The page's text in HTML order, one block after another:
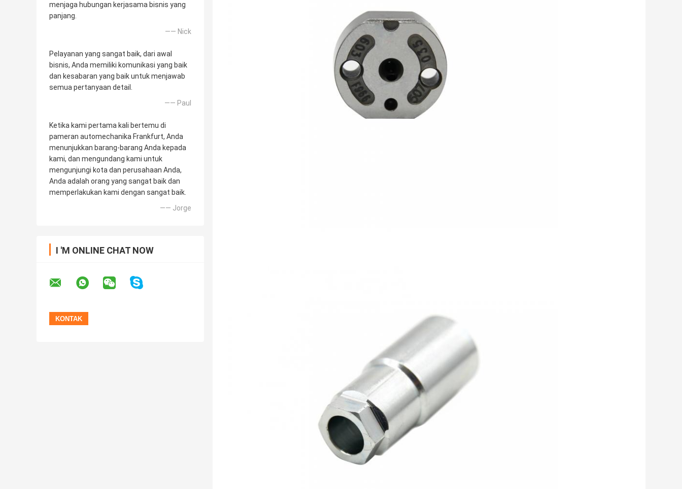
menjaga hubungan kerjasama bisnis yang
panjang.
—— Nick
Pelayanan yang sangat baik, dari awal
bisnis, Anda memiliki komunikasi yang baik
dan kesabaran yang baik untuk menjawab
semua pertanyaan detail.
—— Paul
Ketika kami pertama kali bertemu di
pameran automechanika Frankfurt, Anda
menunjukkan barang-barang Anda kepada
kami, dan mengundang kami untuk
mengunjungi kota dan perusahaan Anda,
Anda adalah orang yang sangat baik dan
memperlakukan kami dengan sangat baik.
—— Jorge
I 'M ONLINE CHAT NOW